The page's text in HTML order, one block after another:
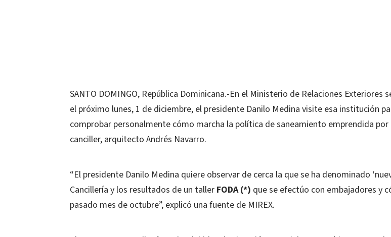
SANTO DOMINGO, República Dominicana.-En el Ministerio de Relaciones Exteriores
el próximo lunes, 1 de diciembre, el presidente Danilo Medina visite esa institución
comprobar personalmente cómo marcha la política de saneamiento emprendida por
canciller, arquitecto Andrés Navarro.
“El presidente Danilo Medina quiere observar de cerca la que se ha denominado
Cancillería y los resultados de un taller FODA (*) que se efectúo con embajadores y
pasado mes de octubre”, explicó una fuente de MIREX.